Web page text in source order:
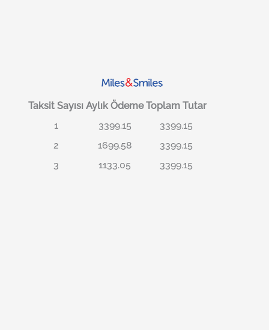
Taksit Sayısı Aylık Ödeme Toplam Tutar
1
3399.15
3399.15
2
1699.58
3399.15
3
1133.05 3399.15